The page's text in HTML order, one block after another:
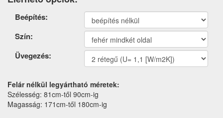
Termék
opciók
Beépítés:
Szín:
Üvegezés:
Felár nélkül legyártható méretek:
Szélesség: 81cm-től 90cm-ig
Magasság: 171cm-től 180cm-ig